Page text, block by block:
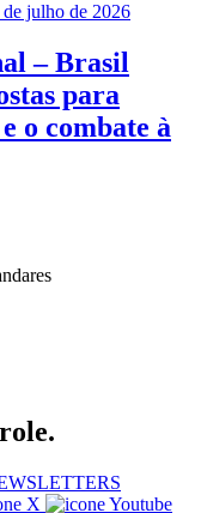
de julho de 2026
– Brasil
para
o combate à